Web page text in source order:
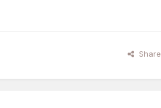
Share